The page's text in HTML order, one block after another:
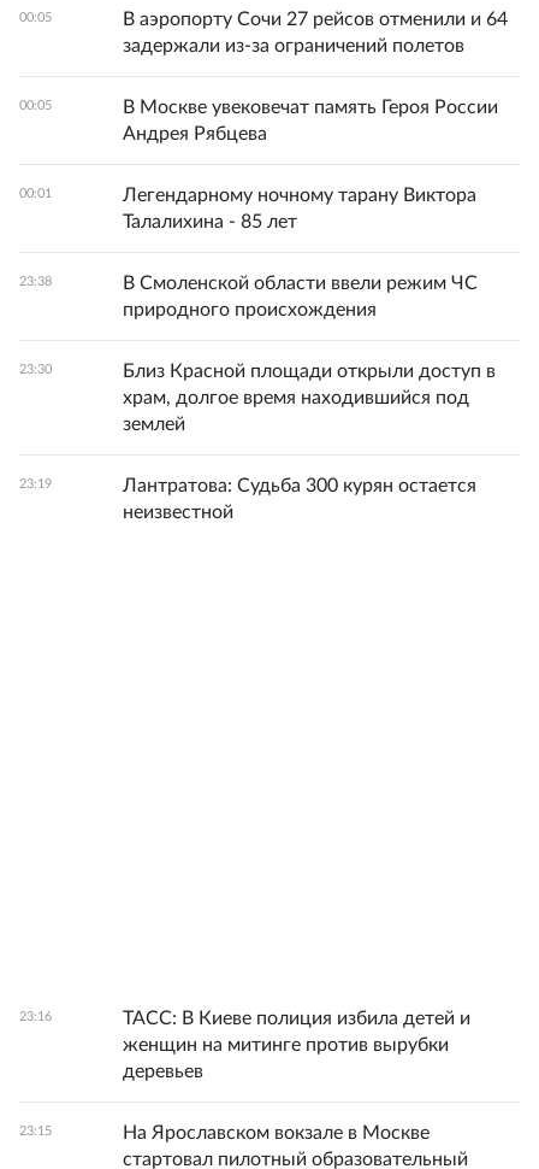
00:05
В аэропорту Сочи 27 рейсов отменили и 64
задержали из-за ограничений полетов
00:05
В Москве увековечат память Героя России
Андрея Рябцева
00:01
Легендарному ночному тарану Виктора
Талалихина - 85 лет
23:38
В Смоленской области ввели режим ЧС
природного происхождения
23:30
Близ Красной площади открыли доступ в
храм, долгое время находившийся под
землей
23:19
Лантратова: Судьба 300 курян остается
неизвестной
23:16
ТАСС: В Киеве полиция избила детей и
женщин на митинге против вырубки
деревьев
23:15
На Ярославском вокзале в Москве
стартовал пилотный образовательный